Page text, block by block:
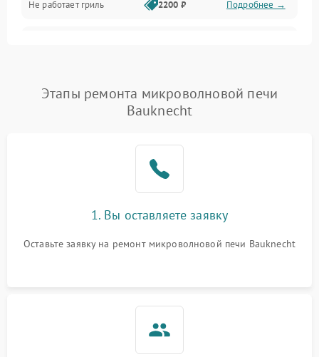
Не работает гриль 2200 ₽ Подробнее →
Появление запаха гари Подробнее →
2400 ₽ Подробнее →
Не горит подсветка 2000 ₽
Этапы ремонта микроволновой печи
Bauknecht
1. Вы оставляете заявку
Оставьте заявку на ремонт микроволновой печи Bauknecht